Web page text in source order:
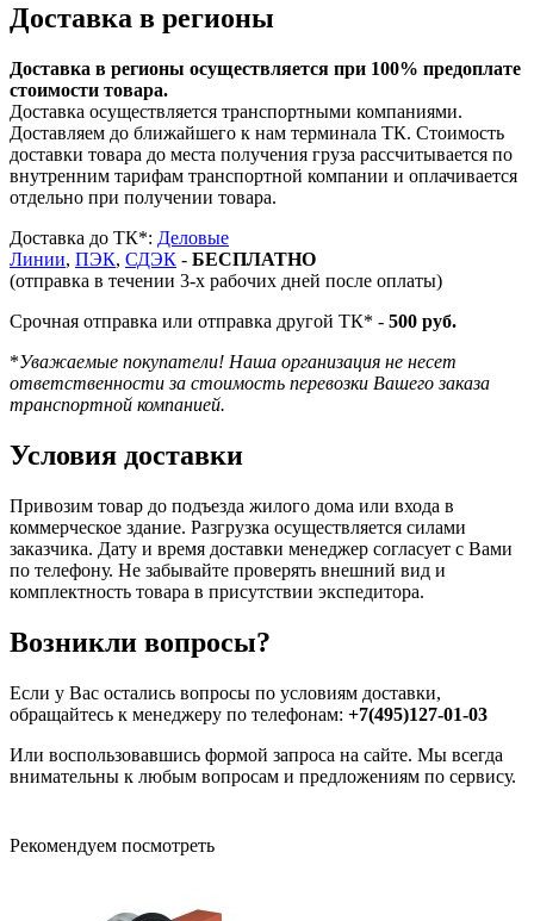
Доставка в регионы
Доставка в регионы осуществляется при 100% предоплате
стоимости товара.
Доставка осуществляется транспортными компаниями.
Доставляем до ближайшего к нам терминала ТК. Стоимость
доставки товара до места получения груза рассчитывается по
внутренним тарифам транспортной компании и оплачивается
отдельно при получении товара.
Доставка до ТК*: Деловые
Линии, ПЭК, СДЭК - БЕСПЛАТНО
(отправка в течении 3-х рабочих дней после оплаты)
Срочная отправка или отправка другой ТК* - 500 руб.
*Уважаемые покупатели! Наша организация не несет
ответственности за стоимость перевозки Вашего заказа
транспортной компанией.
Условия доставки
Привозим товар до подъезда жилого дома или входа в
коммерческое здание. Разгрузка осуществляется силами
заказчика. Дату и время доставки менеджер согласует с Вами
по телефону. Не забывайте проверять внешний вид и
комплектность товара в присутствии экспедитора.
Возникли вопросы?
Если у Вас остались вопросы по условиям доставки,
обращайтесь к менеджеру по телефонам: +7(495)127-01-03
Или воспользовавшись формой запроса на сайте. Мы всегда
внимательны к любым вопросам и предложениям по сервису.
Рекомендуем посмотреть